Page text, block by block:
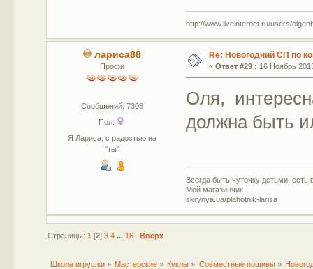
http://www.liveinternet.ru/users/
лариса88
Профи
Сообщений: 7308
Пол:
Я Лариса, с радостью на
"ты"
Re: Новогодний СП по
« Ответ #29 : 16 Ноябрь
Оля,
должна быть
Всегда быть чуточку детьми,
Мой магазинчик
skrynya.ua/plahotnik-larisa
Страницы: 1 [2] 3 4 ... 16 Вверх
Школа игрушки» Мастерские » Куклы » Совместные пошивы»